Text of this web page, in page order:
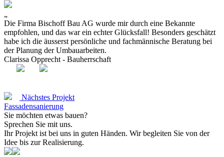
„
Die Firma Bischoff Bau AG wurde mir durch eine Bekannte
empfohlen, und das war ein echter Glücksfall! Besonders geschätzt
habe ich die äusserst persönliche und fachmännische Beratung bei
der Planung der Umbauarbeiten.
Clarissa Opprecht - Bauherrschaft
Nächstes Projekt
Fassadensanierung
Sie möchten etwas bauen?
Sprechen Sie mit uns.
Ihr Projekt ist bei uns in guten Händen. Wir begleiten Sie von der
Idee bis zur Realisierung.